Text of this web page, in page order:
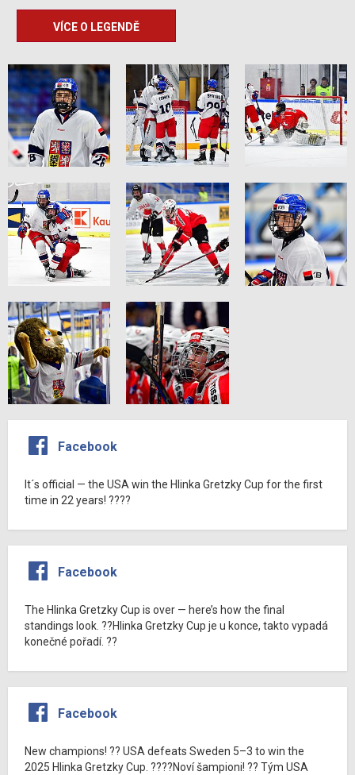
VÍCE O LEGENDĚ
Facebook
It´s official — the USA win the Hlinka Gretzky Cup for the first
time in 22 years! ????
Facebook
The Hlinka Gretzky Cup is over — here’s how the final
standings look. ??Hlinka Gretzky Cup je u konce, takto vypadá
konečné pořadí. ??
Facebook
New champions! ?? USA defeats Sweden 5–3 to win the
2025 Hlinka Gretzky Cup. ????Noví šampioni! ?? Tým USA